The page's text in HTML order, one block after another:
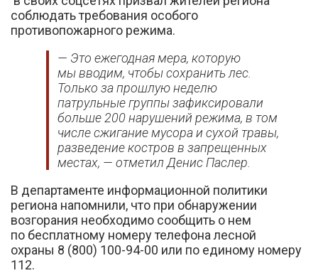
соблюдать требования особого
противопожарного режима.
— Это ежегодная мера, которую
мы вводим, чтобы сохранить лес.
Только за прошлую неделю
патрульные группы зафиксировали
больше 200 нарушений режима, в том
числе сжигание мусора и сухой травы,
разведение костров в запрещенных
местах, — отметил Денис Паслер.
В департаменте информационной политики
региона напомнили, что при обнаружении
возгорания необходимо сообщить о нем
по бесплатному номеру телефона лесной
охраны 8 (800) 100-94-00 или по единому номеру
112.